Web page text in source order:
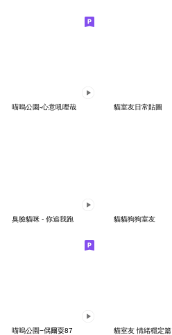
喵嗚公園-心意吼哩哉 貓室友日常貼圖
臭臉貓咪 - 你追我跑 貓貓狗狗室友
喵嗚公園−偶爾耍87 貓室友 情緒穩定篇